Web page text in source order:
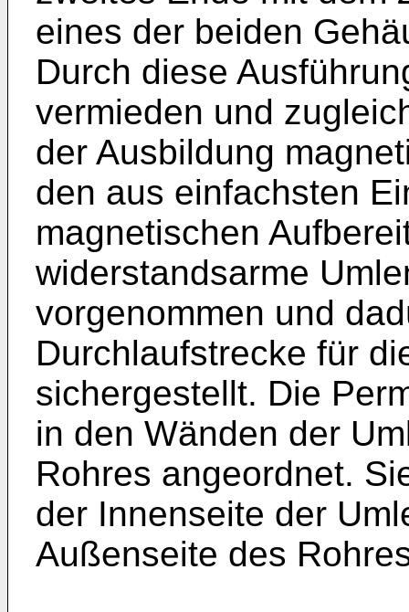
eines der beiden
Durch diese
vermieden und
der Ausbildung
den aus einfachsten
magnetischen
widerstandsarme
vorgenommen und
Durchlaufstrecke für
sichergestellt. Die
in den Wänden der
Rohres angeordnet.
der Innenseite der
Außenseite des